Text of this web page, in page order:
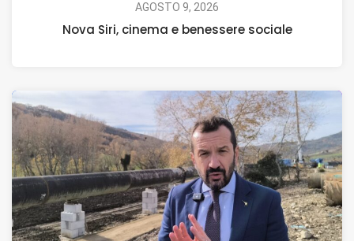
AGOSTO 9, 2026
Nova Siri, cinema e benessere sociale